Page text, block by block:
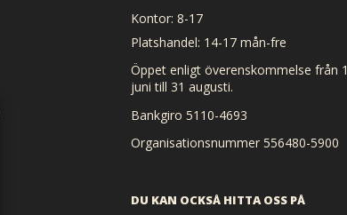
Kontor: 8-17
Platshandel: 14-17 mån-fre
Öppet enligt överenskommelse från 1
juni till 31 augusti.
Bankgiro 5110-4693
Organisationsnummer 556480-5900
DU KAN OCKSÅ HITTA OSS PÅ